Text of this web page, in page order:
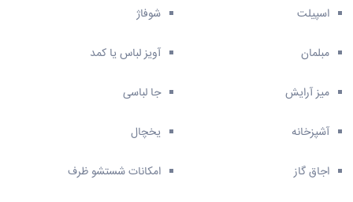
اسپیلت شوفاژ
مبلمان آویز لباس یا کمد
میز آرایش جا لباسی
آشپزخانه یخچال
اجاق گاز امکانات شستشو ظرف